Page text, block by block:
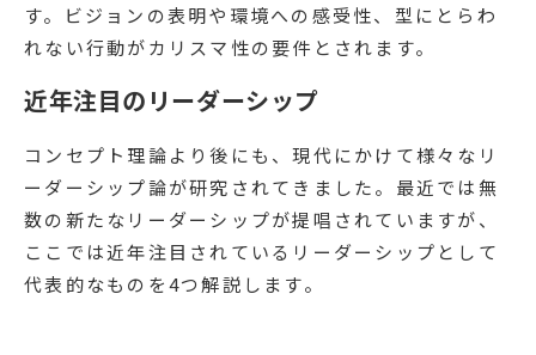
す。ビジョンの表明や環境への感受性、型にとらわ
れない行動がカリスマ性の要件とされます。
近年注目のリーダーシップ
コンセプト理論より後にも、現代にかけて様々なリ
ーダーシップ論が研究されてきました。最近では無
数の新たなリーダーシップが提唱されていますが、
ここでは近年注目されているリーダーシップとして
代表的なものを4つ解説します。